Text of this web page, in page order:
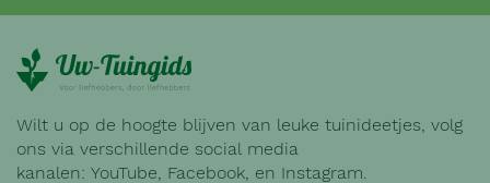
Wilt u op de hoogte blijven van leuke tuinideetjes, volg
ons via verschillende social media
kanalen: YouTube, Facebook, en Instagram.